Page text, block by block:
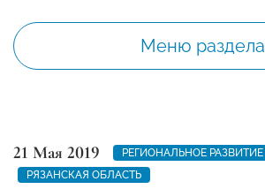
Меню раздела
21 Мая 2019
РЕГИОНАЛЬНОЕ РАЗВИТИЕ
РЯЗАНСКАЯ ОБЛАСТЬ